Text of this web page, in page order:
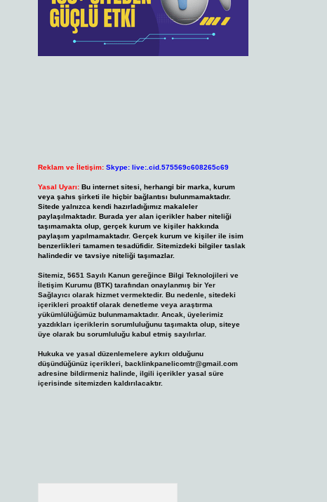
Reklam ve İletişim: Skype: live:.cid.575569c608265c69
Yasal Uyarı: Bu internet sitesi, herhangi bir marka, kurum
veya şahıs şirketi ile hiçbir bağlantısı bulunmamaktadır.
Sitede yalnızca kendi hazırladığımız makaleler
paylaşılmaktadır. Burada yer alan içerikler haber niteliği
taşımamakta olup, gerçek kurum ve kişiler hakkında
paylaşım yapılmamaktadır. Gerçek kurum ve kişiler ile isim
benzerlikleri tamamen tesadüfidir. Sitemizdeki bilgiler taslak
halindedir ve tavsiye niteliği taşımazlar.
Sitemiz, 5651 Sayılı Kanun gereğince Bilgi Teknolojileri ve
İletişim Kurumu (BTK) tarafından onaylanmış bir Yer
Sağlayıcı olarak hizmet vermektedir. Bu nedenle, sitedeki
içerikleri proaktif olarak denetleme veya araştırma
yükümlülüğümüz bulunmamaktadır. Ancak, üyelerimiz
yazdıkları içeriklerin sorumluluğunu taşımakta olup, siteye
üye olarak bu sorumluluğu kabul etmiş sayılırlar.
Hukuka ve yasal düzenlemelere aykırı olduğunu
düşündüğünüz içerikleri, backlinkpanelicomtr@gmail.com
adresine bildirmeniz halinde, ilgili içerikler yasal süre
içerisinde sitemizden kaldırılacaktır.